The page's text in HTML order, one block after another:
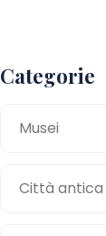
Categorie
Musei
Città antica